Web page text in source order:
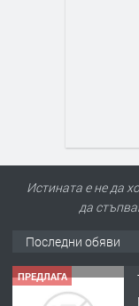
Истината е не да
да
Последни обяви
ПРЕДЛАГА